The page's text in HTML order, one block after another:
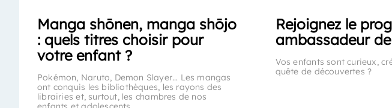
Manga shōnen, manga shōjo
: quels titres choisir pour
votre enfant ?
Pokémon, Naruto, Demon Slayer… Les mangas
ont conquis les bibliothèques, les rayons des
librairies et, surtout, les chambres de nos
Rejoignez le
ambassadeur
Vos enfants sont curieux,
quête de découvertes ?